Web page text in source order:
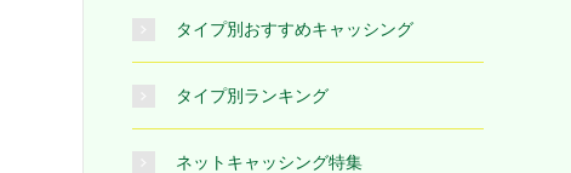
タイプ別おすすめキャッシング
タイプ別ランキング
ネットキャッシング特集